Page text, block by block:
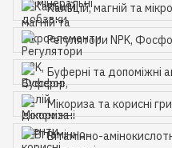
Кальцій, магній та
Регулятори NPK,
Буферні та допоміжні
Мікориза та корисні
Вітамінно-